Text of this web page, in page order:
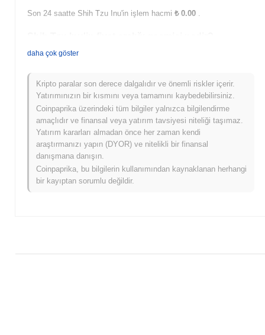
Son 24 saatte Shih Tzu Inu'in işlem hacmi ₺ 0.00 .
Tüm Zamanların En Yüksek Değeri (ATH):
Shih Tzu Inu şu anda ATH'sinin~94.63%altında işlem görüyor .
Shih Tzu Inu, daha geniş kripto piyasasıyla
karşılaştırıldığında nasıl performans gösteriyor?
Son 7 günde Shih Tzu Inu0.00%kazandı, genel kripto
piyasasından 0.57%kazanç kaydeden daha düşük performans
gösterdi. Bu, daha geniş piyasa momentumuna göre SHIHTZU'ün
fiyat hareketinde geçici bir gecikme gösterdiğini belirtir.
daha çok göster
Kripto paralar son derece dalgalıdır ve önemli riskler içerir.
Yatırımınızın bir kısmını veya tamamını kaybedebilirsiniz.
Coinpaprika üzerindeki tüm bilgiler yalnızca bilgilendirme
amaçlıdır ve finansal veya yatırım tavsiyesi niteliği taşımaz.
Yatırım kararları almadan önce her zaman kendi
araştırmanızı yapın (DYOR) ve nitelikli bir finansal
danışmana danışın.
Coinpaprika, bu bilgilerin kullanımından kaynaklanan herhangi
bir kayıptan sorumlu değildir.